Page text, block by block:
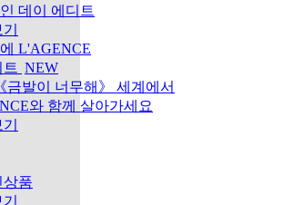
데이 에디트
L'AGENCE
트 NEW
금발이 너무해》 세계에서
와 함께 살아가세요
상품